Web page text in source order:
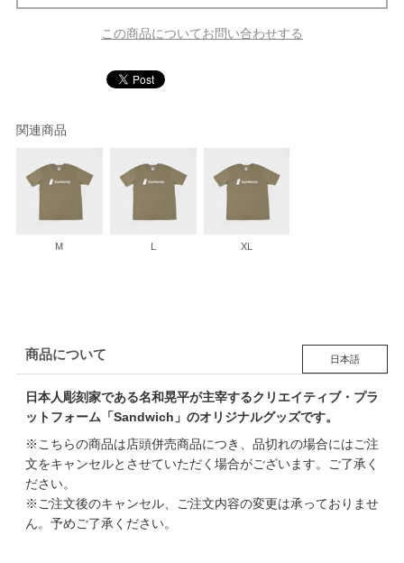
この商品についてお問い合わせする
関連商品
M L XL
商品について 日本語
日本人彫刻家である名和晃平が主宰するクリエイティブ・プラ
ットフォーム「Sandwich」のオリジナルグッズです。
※こちらの商品は店頭併売商品につき、品切れの場合にはご注
文をキャンセルとさせていただく場合がございます。ご了承く
ださい。
※ご注文後のキャンセル、ご注文内容の変更は承っておりませ
ん。予めご了承ください。